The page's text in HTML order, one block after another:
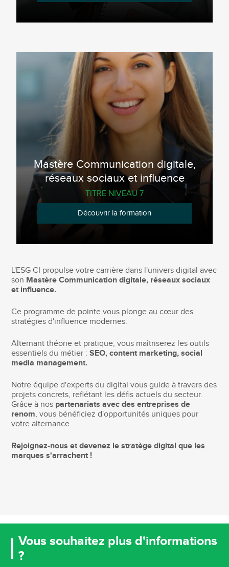
Mastère Communication digitale,
réseaux sociaux et influence
TITRE NIVEAU 7
Découvrir la formation
L'ESG CI propulse votre carrière dans l'univers digital avec
son Mastère Communication digitale, réseaux sociaux
et influence.
Ce programme de pointe vous plonge au cœur des
stratégies d'influence modernes.
Alternant théorie et pratique, vous maîtriserez les outils
essentiels du métier :SEO, content marketing, social
media management.
Notre équipe d'experts du digital vous guide à travers des
projets concrets, reflétant les défis actuels du secteur.
Grâce à nos partenariats avec des entreprises de
renom, vous bénéficiez d'opportunités uniques pour
votre alternance.
Rejoignez-nous et devenez le stratège digital que les
marques s'arrachent !
Vous souhaitez plus d'informations
?